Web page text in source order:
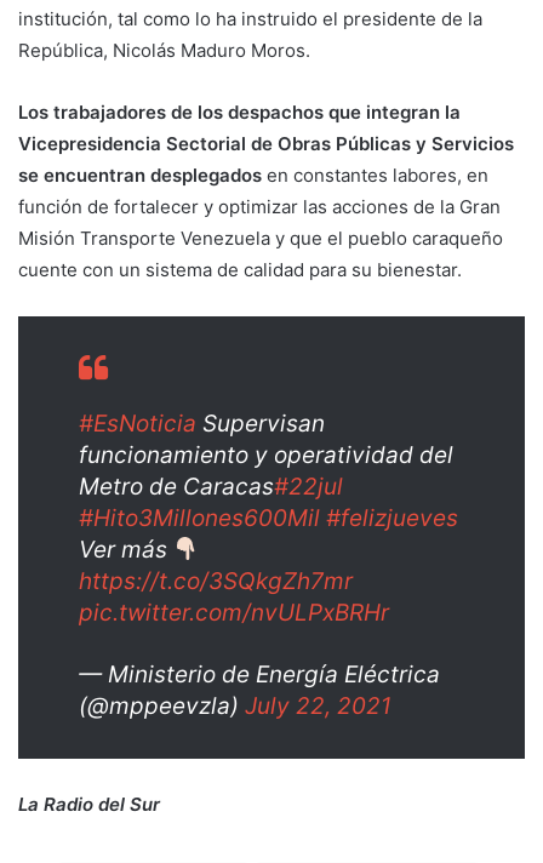
institución, tal como lo ha instruido el presidente de la
República, Nicolás Maduro Moros.
Los trabajadores de los despachos que integran la
Vicepresidencia Sectorial de Obras Públicas y Servicios
se encuentran desplegados en constantes labores, en
función de fortalecer y optimizar las acciones de la Gran
Misión Transporte Venezuela y que el pueblo caraqueño
cuente con un sistema de calidad para su bienestar.
#EsNoticia Supervisan
funcionamiento y operatividad del
Metro de Caracas#22jul
#Hito3Millones600Mil #felizjueves
Ver más
https://t.co/3SQkgZh7mr
pic.twitter.com/nvULPxBRHr
— Ministerio de Energía Eléctrica
(@mppeevzla) July 22, 2021
La Radio del Sur